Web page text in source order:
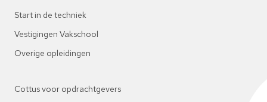
Start in de techniek
Vestigingen Vakschool
Overige opleidingen
Cottus voor opdrachtgevers